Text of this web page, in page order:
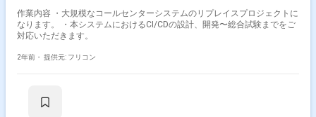
作業内容 ・大規模なコールセンターシステムのリプレイスプロジェクトに
なります。 ・本システムにおけるCI/CDの設計、開発〜総合試験までをご
対応いただきます。
2年前・ 提供元: フリコン